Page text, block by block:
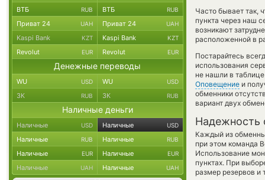
Часто бывает так,
пункта через наш
возникают
расположенной в
Постарайтесь
использования
не нашли в
Оповещение и
обменники
вариант двух
Надежность
Каждый из
при этом команда
Использование
пунктах. При
размер резервов и
ВТБ RUB ВТБ RUB
Приват 24 UAH Приват 24 UAH
Kaspi Bank KZT Kaspi Bank KZT
Revolut EUR Revolut EUR
Денежные переводы
WU USD WU USD
ЗК RUB ЗК RUB
Наличные деньги
Наличные USD Наличные USD
Наличные RUB Наличные RUB
Наличные EUR Наличные EUR
Наличные UAH Наличные UAH